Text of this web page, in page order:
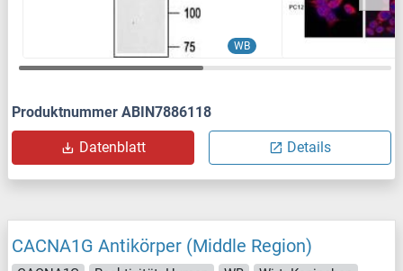
WB
Produktnummer ABIN7886118
Datenblatt Details
CACNA1G Antikörper (Middle Region)